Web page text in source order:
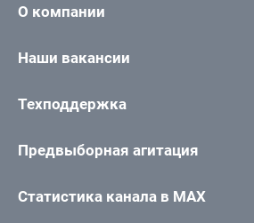
О компании
Наши вакансии
Техподдержка
Предвыборная агитация
Статистика канала в MAX